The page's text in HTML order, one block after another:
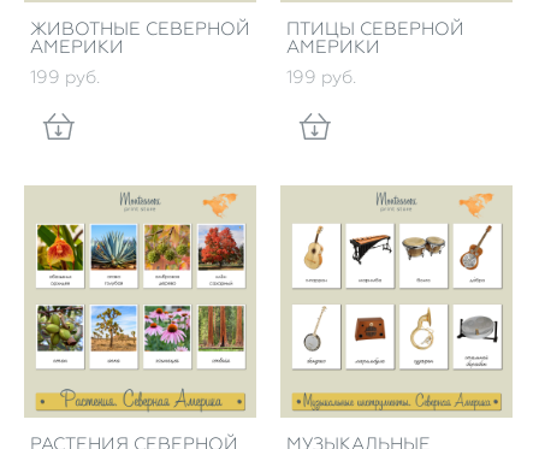
ЖИВОТНЫЕ СЕВЕРНОЙ
АМЕРИКИ
199 pуб.
ПТИЦЫ СЕВЕРНОЙ
АМЕРИКИ
199 pуб.
РАСТЕНИЯ СЕВЕРНОЙ
МУЗЫКАЛЬНЫЕ